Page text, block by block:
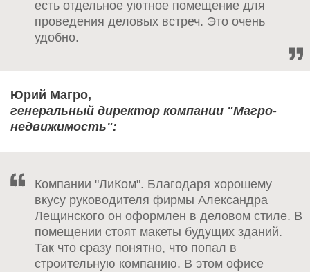
есть отдельное уютное помещение для
проведения деловых встреч. Это очень
удобно.
Юрий Магро,
генеральный директор компании "Магро-
недвижимость":
Компании "ЛиКом". Благодаря хорошему
вкусу руководителя фирмы Александра
Лещинского он оформлен в деловом стиле. В
помещении стоят макеты будущих зданий.
Так что сразу понятно, что попал в
строительную компанию. В этом офисе